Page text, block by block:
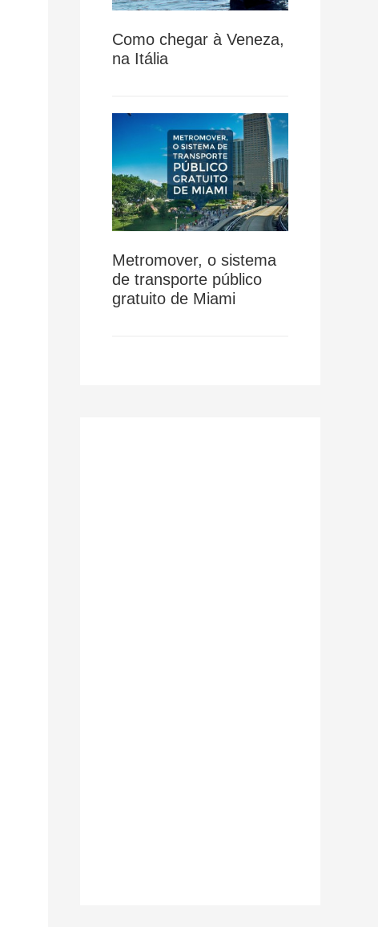
Como chegar à Veneza,
na Itália
Metromover, o sistema
de transporte público
gratuito de Miami